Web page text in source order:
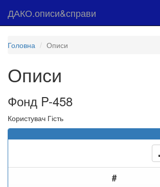
ДАКО.описи&справи
Головна Описи
Описи
Фонд P-458
Користувач Гість
#